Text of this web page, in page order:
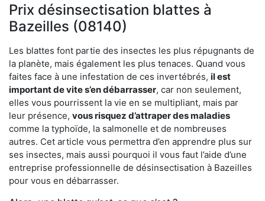
Prix désinsectisation blattes à
Bazeilles (08140)
Les blattes font partie des insectes les plus répugnants de
la planète, mais également les plus tenaces. Quand vous
faites face à une infestation de ces invertébrés, il est
important de vite s’en débarrasser, car non seulement,
elles vous pourrissent la vie en se multipliant, mais par
leur présence, vous risquez d’attraper des maladies
comme la typhoïde, la salmonelle et de nombreuses
autres. Cet article vous permettra d’en apprendre plus sur
ses insectes, mais aussi pourquoi il vous faut l’aide d’une
entreprise professionnelle de désinsectisation à Bazeilles
pour vous en débarrasser.